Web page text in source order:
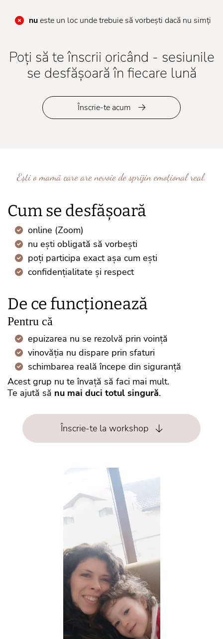
nueste un loc unde trebuie să vorbești dacă nu simți
Poți să te înscrii oricând - sesiunile
se desfășoară în fiecare lună
Înscrie-te acum
Ești o mamă care are nevoie de sprijin emoțional real.
Cum se desfășoară
online (Zoom)
nu ești obligată să vorbești
poți participa exact așa cum ești
confidențialitate și respect
De ce funcționează
Pentru că
epuizarea nu se rezolvă prin voință
vinovăția nu dispare prin sfaturi
schimbarea reală începe din siguranță
Acest grup nu te învață să faci mai mult.
Te ajută să nu mai duci totul singură.
Înscrie-te la workshop